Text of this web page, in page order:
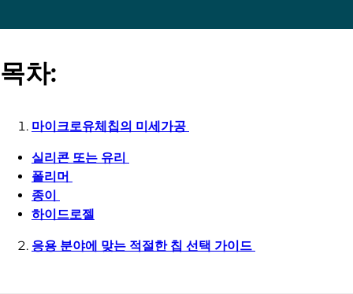
목차:
마이크로유체칩의 미세가공
실리콘 또는 유리
폴리머
종이
하이드로젤
응용 분야에 맞는 적절한 칩 선택 가이드